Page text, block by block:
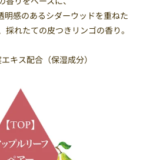
明感のあるシダーウッドを重ねた
れたての皮つきリンゴの香り。
キス配合（保湿成分）